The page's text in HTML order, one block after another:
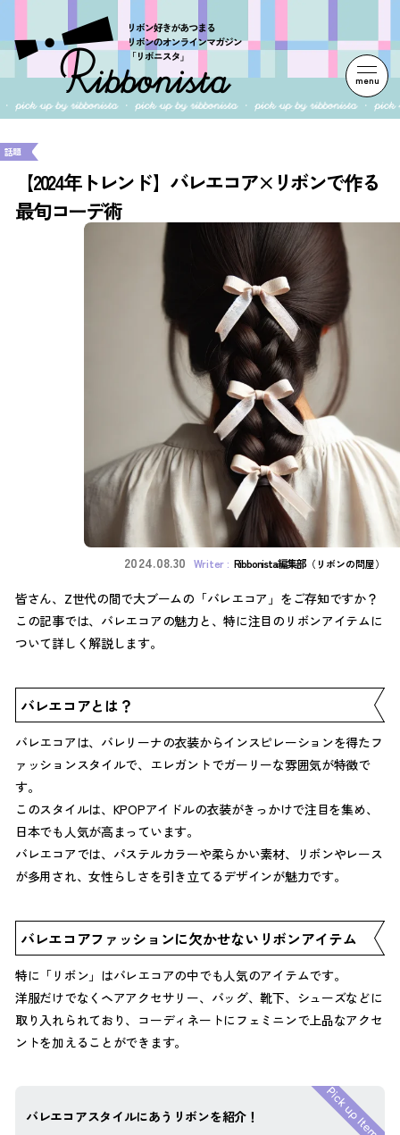
menu
話題
【2024年トレンド】バレエコア×リボンで作る
最旬コーデ術
2024.08.30 Ribbonista編集部 （リボンの問屋）
皆さん、Z世代の間で大ブームの「バレエコア」をご存知ですか？
この記事では、バレエコアの魅力と、特に注目のリボンアイテムに
ついて詳しく解説します。
バレエコアとは？
バレエコアは、バレリーナの衣装からインスピレーションを得たフ
ァッションスタイルで、エレガントでガーリーな雰囲気が特徴で
す。
このスタイルは、KPOPアイドルの衣装がきっかけで注目を集め、
日本でも人気が高まっています。
バレエコアでは、パステルカラーや柔らかい素材、リボンやレース
が多用され、女性らしさを引き立てるデザインが魅力です。
バレエコアファッションに欠かせないリボンアイテム
特に「リボン」はバレエコアの中でも人気のアイテムです。
洋服だけでなくヘアアクセサリー、バッグ、靴下、シューズなどに
取り入れられており、コーディネートにフェミニンで上品なアクセ
ントを加えることができます。
バレエコアスタイルにあうリボンを紹介！